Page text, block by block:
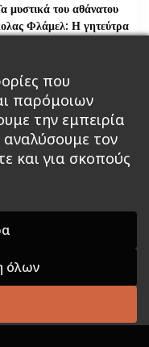
μυστικά του αθάνατου
Φλάμελ: Η γητεύτρα
περισσότερα
Εκδόσεις Βάρδος
theme by Gradient
που
παρόμοιων
την εμπειρία
αναλύσουμε τον
και για σκοπούς
όλων